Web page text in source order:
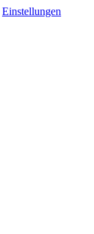
Einstellungen